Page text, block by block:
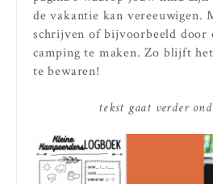
de vakantie kan vereeuwigen.
schrijven of bijvoorbeeld door
camping te maken. Zo blijft
te bewaren!
tekst gaat verder